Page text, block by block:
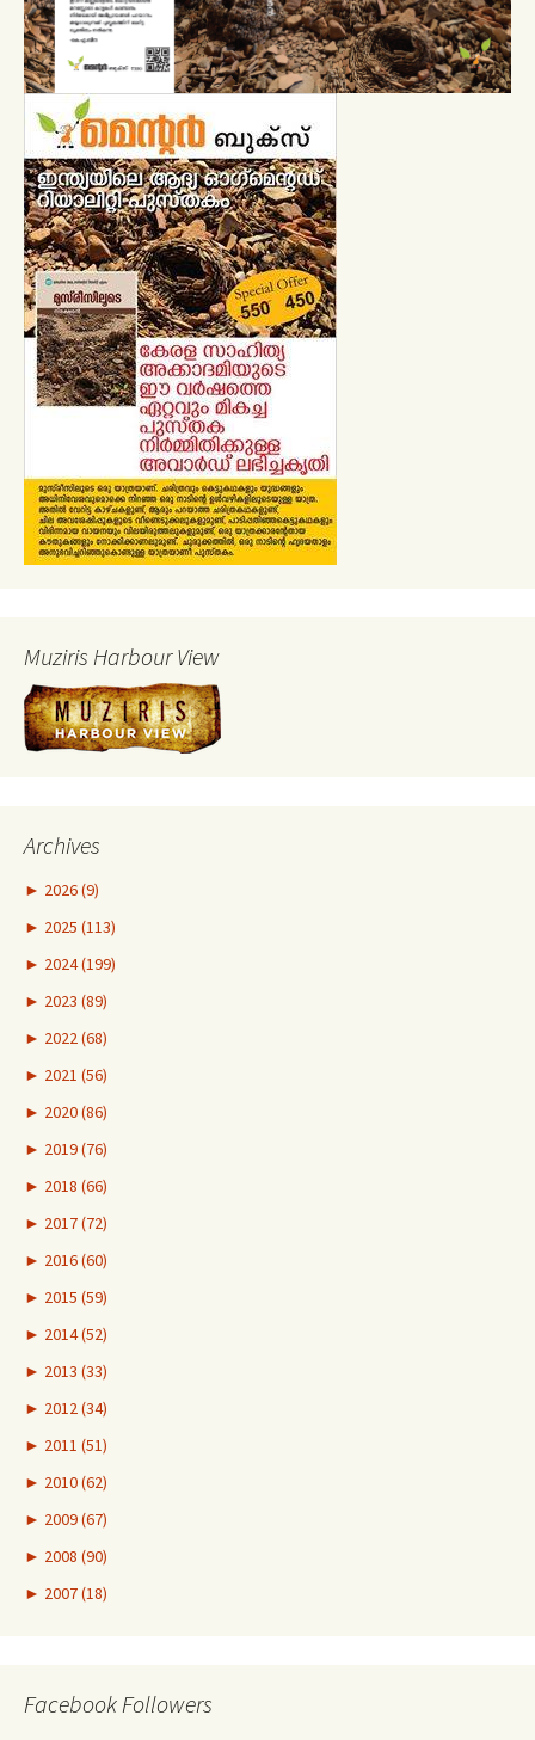
Muziris Harbour View
Archives
► 2026 (9)
► 2025 (113)
► 2024 (199)
► 2023 (89)
► 2022 (68)
► 2021 (56)
► 2020 (86)
► 2019 (76)
► 2018 (66)
► 2017 (72)
► 2016 (60)
► 2015 (59)
► 2014 (52)
► 2013 (33)
► 2012 (34)
► 2011 (51)
► 2010 (62)
► 2009 (67)
► 2008 (90)
► 2007 (18)
Facebook Followers